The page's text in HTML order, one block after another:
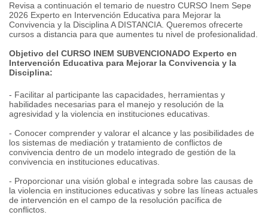
Revisa a continuación el temario de nuestro CURSO Inem Sepe
2026 Experto en Intervención Educativa para Mejorar la
Convivencia y la Disciplina A DISTANCIA. Queremos ofrecerte
cursos a distancia para que aumentes tu nivel de profesionalidad.
Objetivo del CURSO INEM SUBVENCIONADO Experto en
Intervención Educativa para Mejorar la Convivencia y la
Disciplina:
- Facilitar al participante las capacidades, herramientas y
habilidades necesarias para el manejo y resolución de la
agresividad y la violencia en instituciones educativas.
- Conocer comprender y valorar el alcance y las posibilidades de
los sistemas de mediación y tratamiento de conflictos de
convivencia dentro de un modelo integrado de gestión de la
convivencia en instituciones educativas.
- Proporcionar una visión global e integrada sobre las causas de
la violencia en instituciones educativas y sobre las líneas actuales
de intervención en el campo de la resolución pacífica de
conflictos.